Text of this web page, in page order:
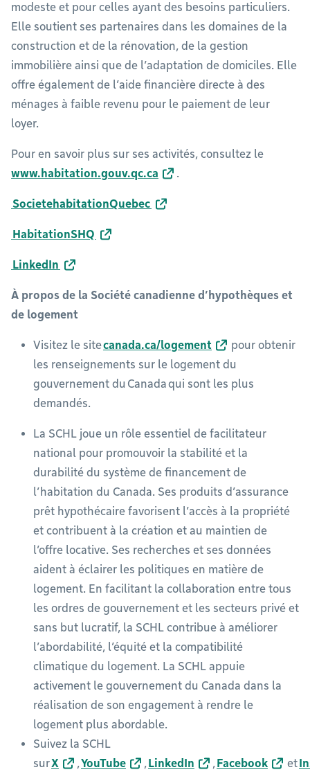
modeste et pour celles ayant des besoins particuliers.
Elle soutient ses partenaires dans les domaines de la
construction et de la rénovation, de la gestion
immobilière ainsi que de l’adaptation de domiciles. Elle
offre également de l’aide financière directe à des
ménages à faible revenu pour le paiement de leur
loyer.
Pour en savoir plus sur ses activités, consultez le
www.habitation.gouv.qc.ca
.
SocietehabitationQuebec
HabitationSHQ
LinkedIn
À propos de la Société canadienne d’hypothèques et
de logement
Visitez le sitecanada.ca/logement
pour obtenir
les renseignements sur le logement du
gouvernement du Canada qui sont les plus
demandés.
La SCHL joue un rôle essentiel de facilitateur
national pour promouvoir la stabilité et la
durabilité du système de financement de
l’habitation du Canada. Ses produits d’assurance
prêt hypothécaire favorisent l’accès à la propriété
et contribuent à la création et au maintien de
l’offre locative. Ses recherches et ses données
aident à éclairer les politiques en matière de
logement. En facilitant la collaboration entre tous
les ordres de gouvernement et les secteurs privé et
sans but lucratif, la SCHL contribue à améliorer
l’abordabilité, l’équité et la compatibilité
climatique du logement. La SCHL appuie
activement le gouvernement du Canada dans la
réalisation de son engagement à rendre le
logement plus abordable.
Suivez la SCHL
surX ,YouTube ,LinkedIn ,Facebook et